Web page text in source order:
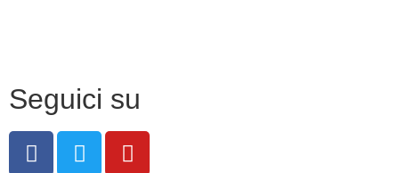
Seguici su